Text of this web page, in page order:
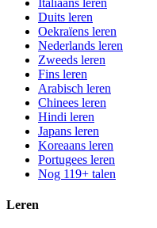
Italiaans leren
Duits leren
Oekraïens leren
Nederlands leren
Zweeds leren
Fins leren
Arabisch leren
Chinees leren
Hindi leren
Japans leren
Koreaans leren
Portugees leren
Nog 119+ talen
Leren